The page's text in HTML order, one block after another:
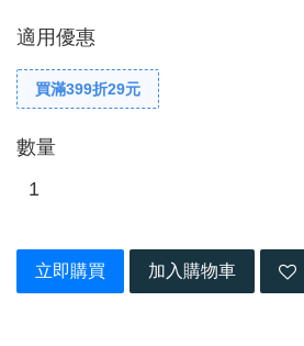
適用優惠
買滿399折29元
數量
立即購買 加入購物車